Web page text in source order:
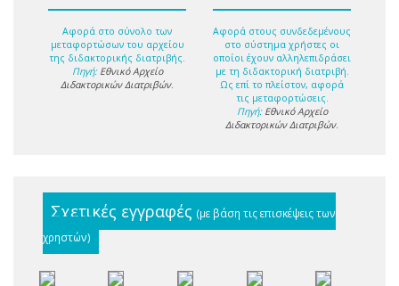
Αφορά στο σύνολο των
μεταφορτώσων του αρχείου
της διδακτορικής διατριβής.
Πηγή: Εθνικό Αρχείο
Διδακτορικών Διατριβών.
Αφορά στους συνδεδεμένους
στο σύστημα χρήστες οι
οποίοι έχουν αλληλεπιδράσει
με τη διδακτορική διατριβή.
Ως επί το πλείστον, αφορά
τις μεταφορτώσεις.
Πηγή: Εθνικό Αρχείο
Διδακτορικών Διατριβών.
Σχετικές εγγραφές (με βάση τις επισκέψεις των
χρηστών)